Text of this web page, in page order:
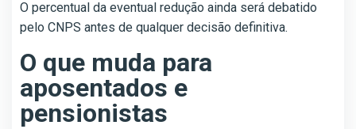
O percentual da eventual redução ainda será debatido
pelo CNPS antes de qualquer decisão definitiva.
O que muda para
aposentados e
pensionistas